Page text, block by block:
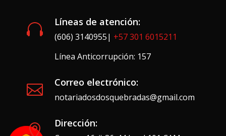
 Líneas de atención:
(606) 3140955| +57 301 6015211
Línea Anticorrupción: 157
 Correo electrónico:
notariadosdosquebradas@gmail.com
 Dirección: